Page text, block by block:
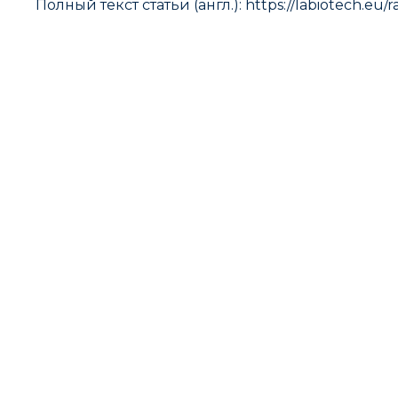
Полный текст статьи (англ.): https://labiotech.eu/